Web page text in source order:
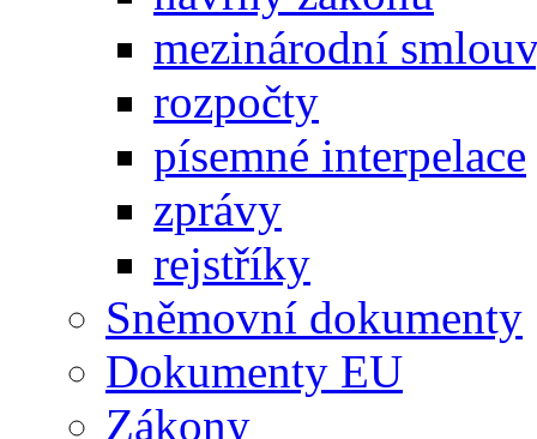
mezinárodní
rozpočty
písemné interpelace
zprávy
rejstříky
Sněmovní dokumenty
Dokumenty EU
Zákony